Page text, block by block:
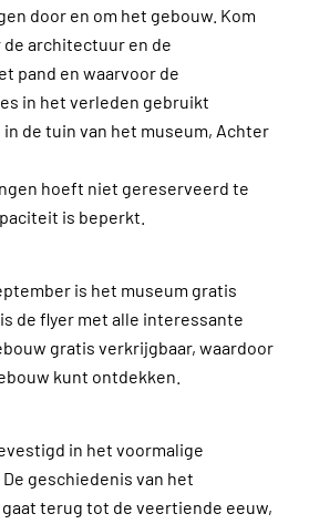
door en om het gebouw. Kom
architectuur en de
pand en waarvoor de
in het verleden gebruikt
de tuin van het museum, Achter
hoeft niet gereserveerd te
is beperkt.
is het museum gratis
de flyer met alle interessante
gratis verkrijgbaar, waardoor
kunt ontdekken.
in het voormalige
geschiedenis van het
terug tot de veertiende eeuw,